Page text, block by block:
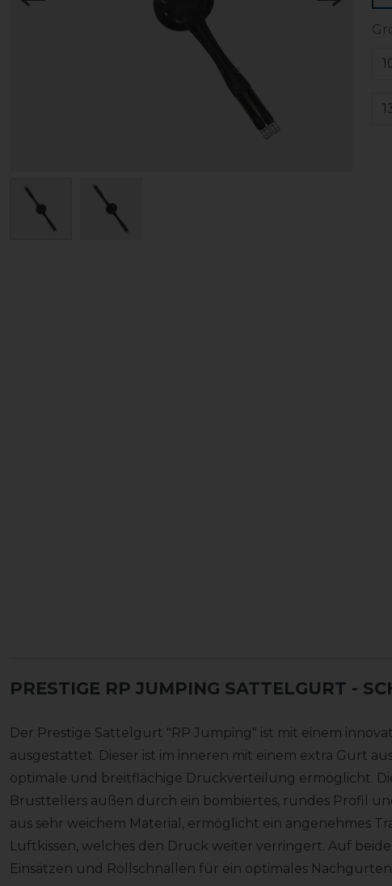
PRESTIGE RP JUMPING SATTELGURT -
Der Prestige Sattelgurt "RP Jumping" ist mit einem
ausgestattet. Dieser ist im inneren mit einem extra Gurt
optimale und breitflächige Druckverteilung ermöglicht.
Brusttellers außen durch ein bombiertes, rundes Profil
aus sehr weichem Material, ermöglicht ein angenehmes
Luftkissen, welches den Druck weiter verringert. Auf
Einsätzen und Rollschnallen für ein optimales